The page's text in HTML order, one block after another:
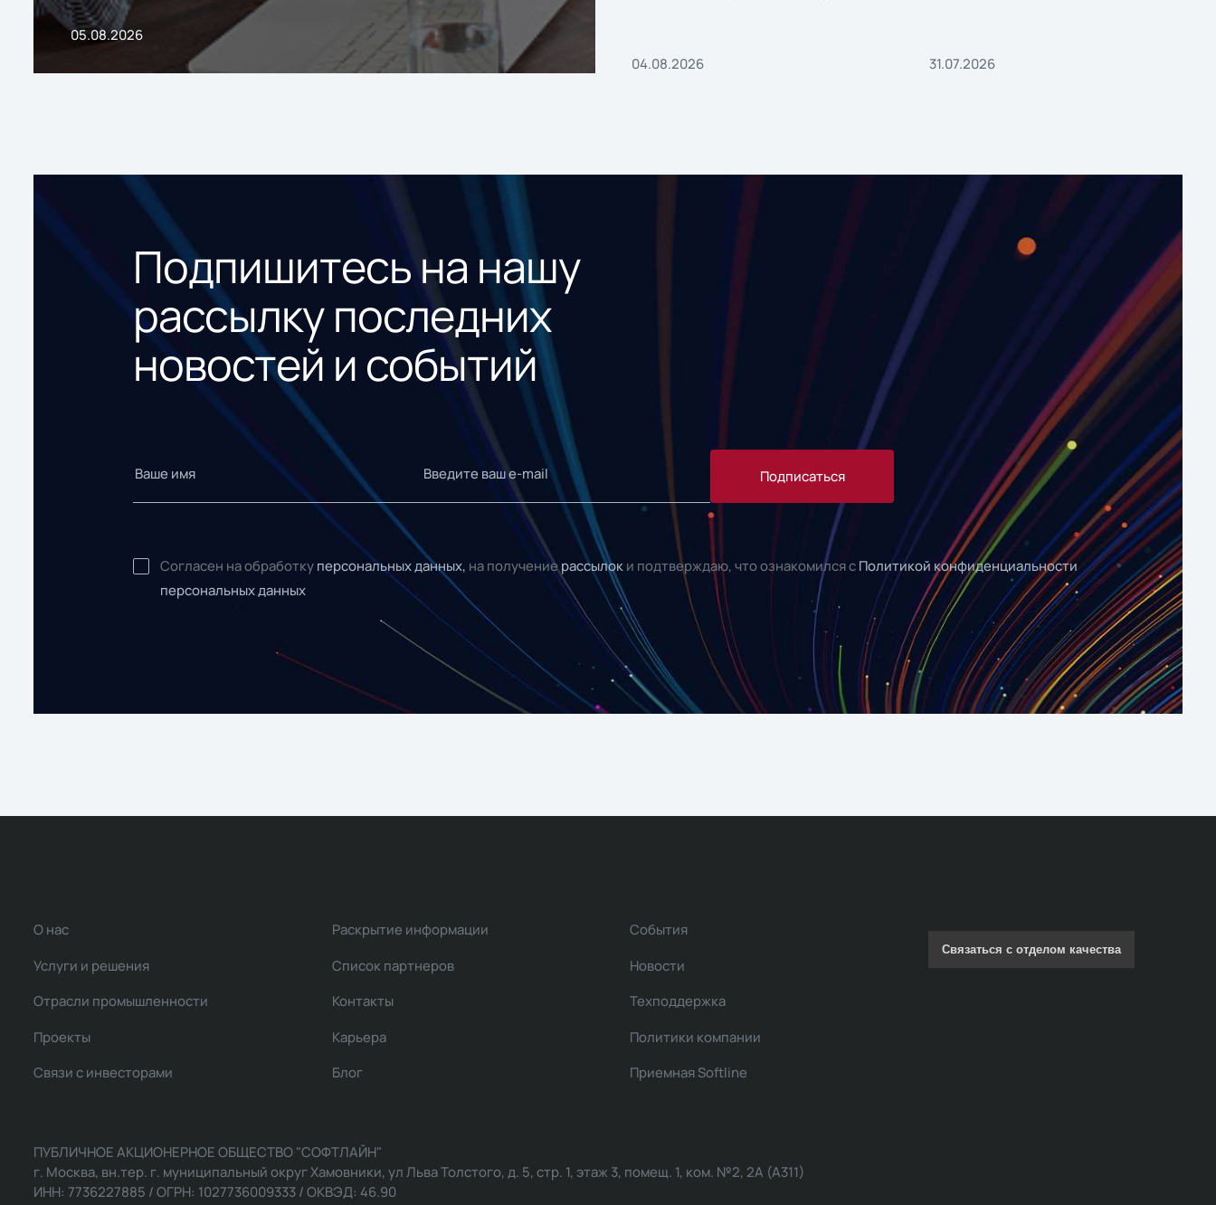
05.08.2026
04.08.2026 31.07.2026
Подпишитесь на нашу
рассылку последних
новостей и событий
Подписаться
Согласен на обработку персональных данных, на получениерассылок и подтверждаю, что ознакомился с Политикой конфиденциальности
персональных данных
О нас
Услуги и решения
Отрасли промышленности
Проекты
Связи с инвесторами
Раскрытие информации
Список партнеров
Контакты
Карьера
Блог
События
Новости
Техподдержка
Политики компании
Приемная Softline
Связаться с отделом качества
ПУБЛИЧНОЕ АКЦИОНЕРНОЕ ОБЩЕСТВО "СОФТЛАЙН"
г. Москва, вн.тер. г. муниципальный округ Хамовники, ул Льва Толстого, д. 5, стр. 1, этаж 3, помещ. 1, ком. №2, 2А (А311)
ИНН: 7736227885 / ОГРН: 1027736009333 / ОКВЭД: 46.90